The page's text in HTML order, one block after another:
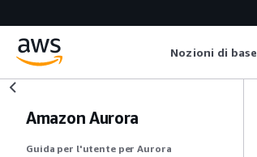
Nozioni di base
Amazon Aurora
Guida per l'utente per Aurora